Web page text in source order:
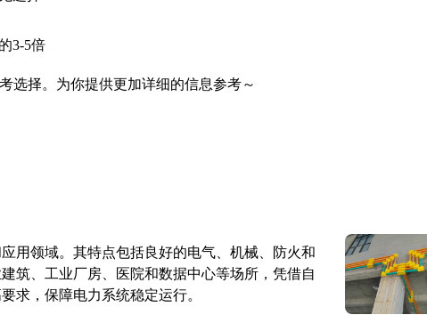
3-5倍
选择。为你提供更加详细的信息参考～
用领域。其特点包括良好的电气、机械、防火和
筑、工业厂房、医院和数据中心等场所，凭借自
求，保障电力系统稳定运行。